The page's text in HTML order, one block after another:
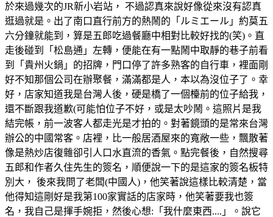
於來過幾次的JR新小岩站， 不過認真來說好像從來沒有認真
逛過就是。出了南口直行前方的熱鬧的「ルミエール」約莫五
六分鐘就能到，算是五郎吃過餐廳中相對比較好找的(笑)。直
走後碰到「松島通」左轉，便能在有一點鬧中取靜的巷子前看
到「貴州火鍋」的招牌，門口停了許多熟客的自行車，裡面剛
好不知那個公司在辦聚餐，滿滿都是人，本以為沒位子了。幸
好，店家知道我是台灣人後，硬是橋了一個檯前的位子給我，
還不斷跟我道歉(可能怕位子不好，或是太吵鬧。這照片是我
結完帳，前一波客人都走光是才拍的。對著鏡頭的是常來台灣
辦公的中國常客。店裡，比一般居酒屋來的寬敞一些，飄散著
像是熱炒店復雜卻引人口水直流的香氣。點完餐後，自然搜尋
五郎和作者久住先生的簽名，順便說一下的是這家的簽名板特
別大， 後來我問了老闆(中國人)，他笑著說這樣比較清楚，當
他得知這剛好是我第100家實話的店家時，他笑著要我也簽
名，我自己是揮手婉拒，然後心想:「我什麼東西....」。說它